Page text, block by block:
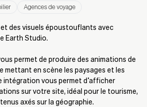
Agences de voyage
des visuels époustouflants avec
Earth Studio.
permet de produire des animations de
mettant en scène les paysages et les
intégration vous permet d’afficher
sur votre site, idéal pour le tourisme,
axés sur la géographie.